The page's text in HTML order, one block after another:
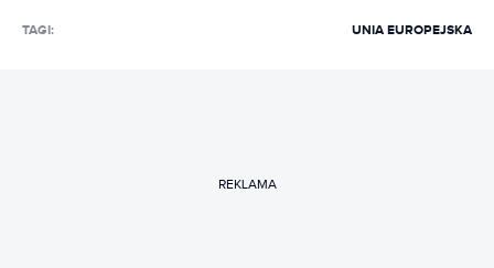
TAGI: UNIA EUROPEJSKA
REKLAMA